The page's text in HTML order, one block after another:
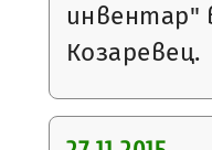
инвентар"
Козаревец.